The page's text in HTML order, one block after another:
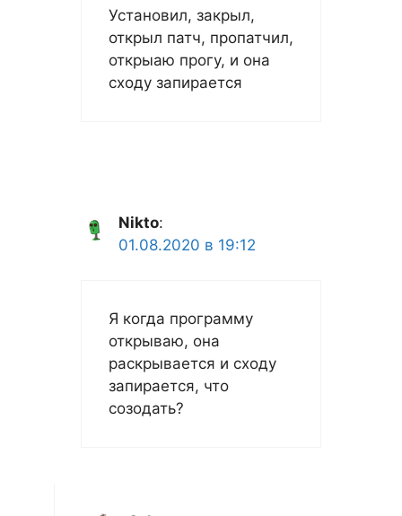
Установил, закрыл,
открыл патч, пропатчил,
открыаю прогу, и она
сходу запирается
Nikto:
01.08.2020 в 19:12
Я когда программу
открываю, она
раскрывается и сходу
запирается, что
созодать?